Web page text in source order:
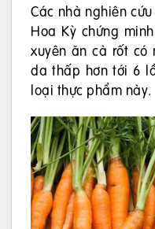
Các nhà nghiên
Hoa Kỳ chứng
xuyên ăn cà rốt có
da thấp hơn tới 6
loại thực phẩm này.